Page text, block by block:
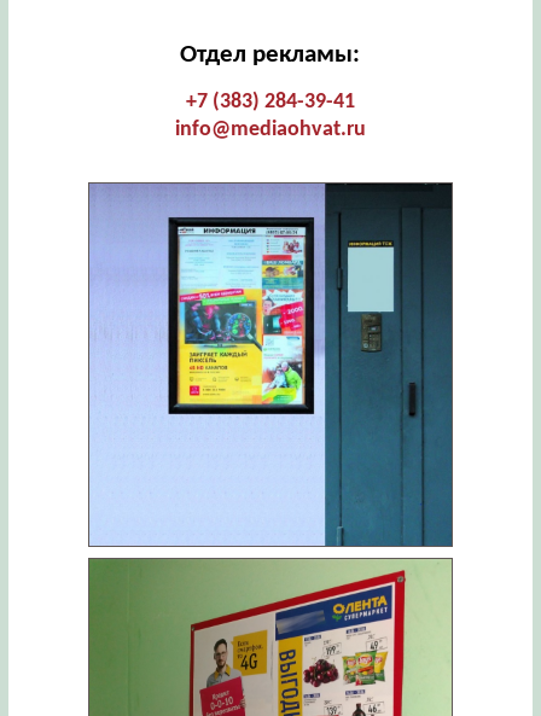
Отдел рекламы:
+7 (383) 284-39-41
info@mediaohvat.ru